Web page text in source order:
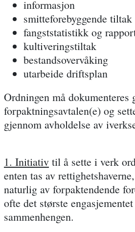
informasjon
smitteforebyggende tiltak
fangststatistikk og
kultiveringstiltak
bestandsovervåking
utarbeide driftsplan
Ordningen må dokumenteres
forpaktningsavtalen(e) og
gjennom avholdelse av
1. Initiativ til å sette i verk
enten tas av
naturlig av forpaktendende
ofte det største
sammenhengen.